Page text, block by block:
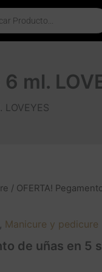
ml.
/ OFERTA!
Manicure y pedicure
de uñas en 5